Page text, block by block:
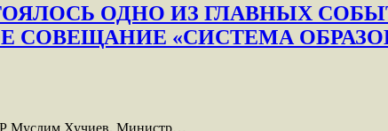
ОДНО ИЗ ГЛАВНЫХ
СОВЕЩАНИЕ «СИСТЕМА